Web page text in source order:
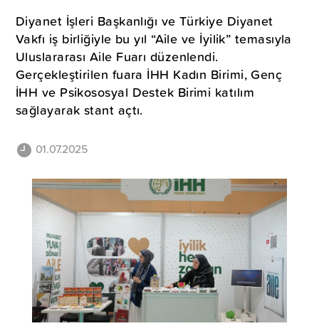
Diyanet İşleri Başkanlığı ve Türkiye Diyanet
Vakfı iş birliğiyle bu yıl “Aile ve İyilik” temasıyla
Uluslararası Aile Fuarı düzenlendi.
Gerçekleştirilen fuara İHH Kadın Birimi, Genç
İHH ve Psikososyal Destek Birimi katılım
sağlayarak stant açtı.
01.07.2025